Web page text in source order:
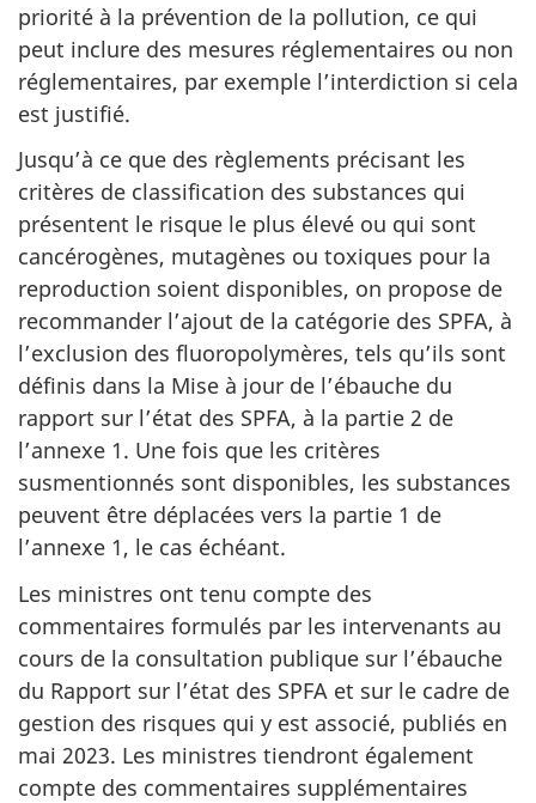
priorité à la prévention de la pollution, ce qui
peut inclure des mesures réglementaires ou non
réglementaires, par exemple l’interdiction si cela
est justifié.
Jusqu’à ce que des règlements précisant les
critères de classification des substances qui
présentent le risque le plus élevé ou qui sont
cancérogènes, mutagènes ou toxiques pour la
reproduction soient disponibles, on propose de
recommander l’ajout de la catégorie des SPFA, à
l’exclusion des fluoropolymères, tels qu’ils sont
définis dans la Mise à jour de l’ébauche du
rapport sur l’état des SPFA, à la partie 2 de
l’annexe 1. Une fois que les critères
susmentionnés sont disponibles, les substances
peuvent être déplacées vers la partie 1 de
l’annexe 1, le cas échéant.
Les ministres ont tenu compte des
commentaires formulés par les intervenants au
cours de la consultation publique sur l’ébauche
du Rapport sur l’état des SPFA et sur le cadre de
gestion des risques qui y est associé, publiés en
mai 2023. Les ministres tiendront également
compte des commentaires supplémentaires